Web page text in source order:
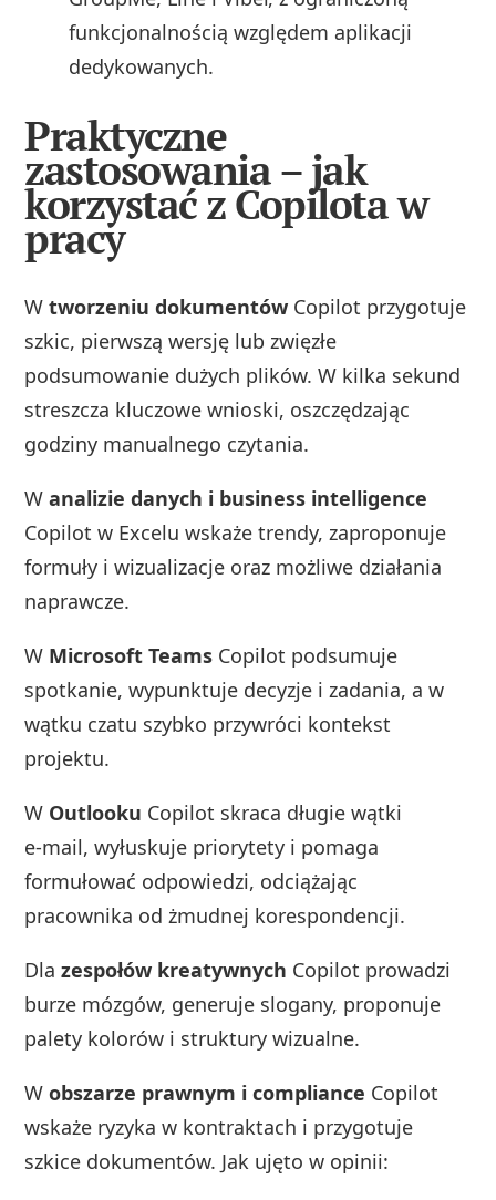
funkcjonalnością względem aplikacji
dedykowanych.
Praktyczne
zastosowania – jak
korzystać z Copilota w
pracy
Wtworzeniu dokumentów Copilot przygotuje
szkic, pierwszą wersję lub zwięzłe
podsumowanie dużych plików. W kilka sekund
streszcza kluczowe wnioski, oszczędzając
godziny manualnego czytania.
Wanalizie danych i business intelligence
Copilot w Excelu wskaże trendy, zaproponuje
formuły i wizualizacje oraz możliwe działania
naprawcze.
W Microsoft Teams Copilot podsumuje
spotkanie, wypunktuje decyzje i zadania, a w
wątku czatu szybko przywróci kontekst
projektu.
W Outlooku Copilot skraca długie wątki
e‑mail, wyłuskuje priorytety i pomaga
formułować odpowiedzi, odciążając
pracownika od żmudnej korespondencji.
Dlazespołów kreatywnych Copilot prowadzi
burze mózgów, generuje slogany, proponuje
palety kolorów i struktury wizualne.
Wobszarze prawnym i compliance Copilot
wskaże ryzyka w kontraktach i przygotuje
szkice dokumentów. Jak ujęto w opinii: